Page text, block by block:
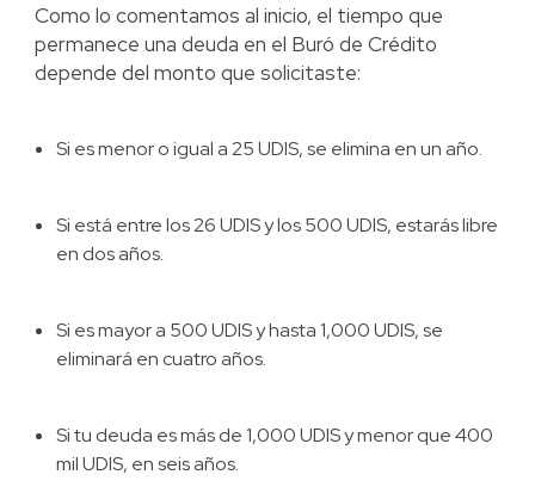
Como lo comentamos al inicio, el tiempo que
permanece una deuda en el Buró de Crédito
depende del monto que solicitaste:
Si es menor o igual a 25 UDIS, se elimina en un año.
Si está entre los 26 UDIS y los 500 UDIS, estarás libre
en dos años.
Si es mayor a 500 UDIS y hasta 1,000 UDIS, se
eliminará en cuatro años.
Si tu deuda es más de 1,000 UDIS y menor que 400
mil UDIS, en seis años.